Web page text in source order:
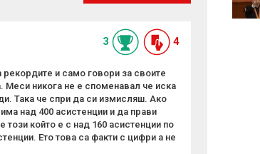
3 4
и само говори за своите
Меси никога не е споменавал че иска
Така че спри да си измисляш. Ако
над 400 асистенции и да прави
който е с над 160 асистенции по
Ето това са факти с цифри а не